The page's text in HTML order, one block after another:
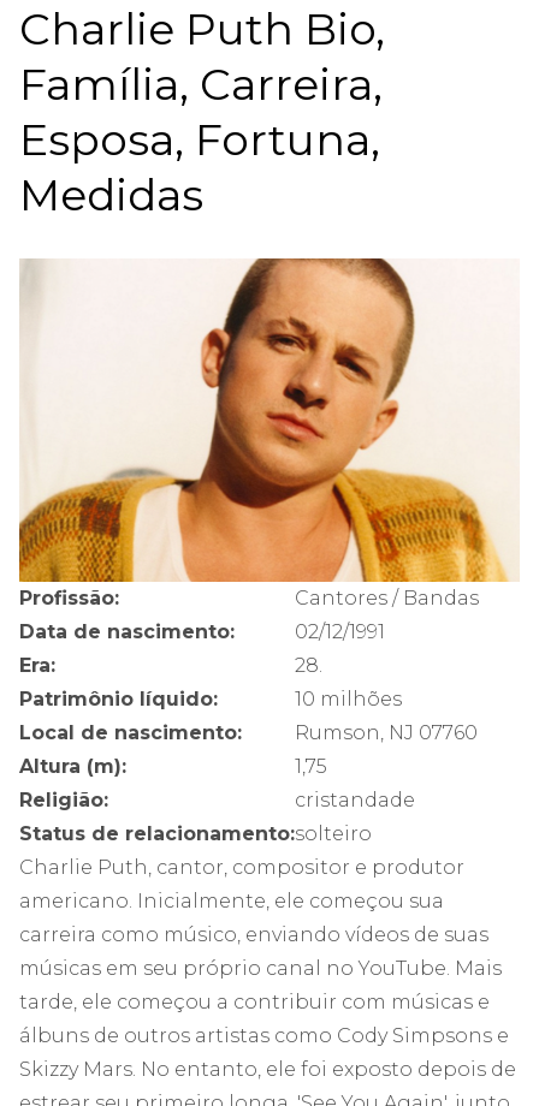
Charlie Puth Bio,
Família, Carreira,
Esposa, Fortuna,
Medidas
Profissão:
Cantores / Bandas
Data de nascimento:
02/12/1991
Era:
28.
Patrimônio líquido:
10 milhões
Local de nascimento:
Rumson, NJ 07760
Altura (m):
1,75
Religião:
cristandade
Status de relacionamento:solteiro
Charlie Puth, cantor, compositor e produtor
americano. Inicialmente, ele começou sua
carreira como músico, enviando vídeos de suas
músicas em seu próprio canal no YouTube. Mais
tarde, ele começou a contribuir com músicas e
álbuns de outros artistas como Cody Simpsons e
Skizzy Mars. No entanto, ele foi exposto depois de